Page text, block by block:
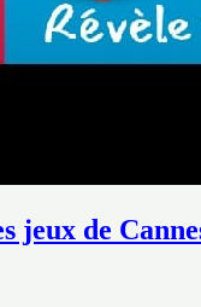
jeux de